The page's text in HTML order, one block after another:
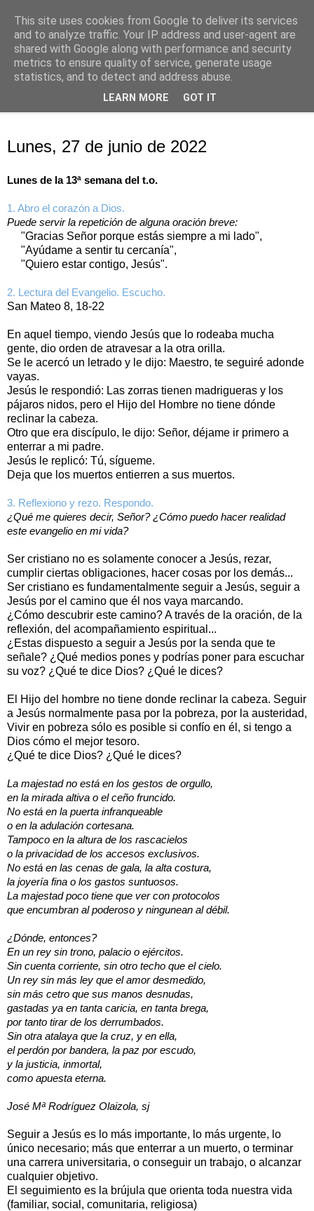
Oración personal
con el Evangelio de cada día
Lunes, 27 de junio de 2022
Lunes de la 13ª semana del t.o.
1. Abro el corazón a Dios.
Puede servir la repetición de alguna oración breve:
"Gracias Señor porque estás siempre a mi lado",
"Ayúdame a sentir tu cercanía",
"Quiero estar contigo, Jesús".
2. Lectura del Evangelio. Escucho.
San Mateo 8, 18-22
En aquel tiempo, viendo Jesús que lo rodeaba mucha
gente, dio orden de atravesar a la otra orilla.
Se le acercó un letrado y le dijo: Maestro, te seguiré adonde
vayas.
Jesús le respondió: Las zorras tienen madrigueras y los
pájaros nidos, pero el Hijo del Hombre no tiene dónde
reclinar la cabeza.
Otro que era discípulo, le dijo: Señor, déjame ir primero a
enterrar a mi padre.
Jesús le replicó: Tú, sígueme.
Deja que los muertos entierren a sus muertos.
3. Reflexiono y rezo. Respondo.
¿Qué me quieres decir, Señor? ¿Cómo puedo hacer realidad
este evangelio en mi vida?
Ser cristiano no es solamente conocer a Jesús, rezar,
cumplir ciertas obligaciones, hacer cosas por los demás...
Ser cristiano es fundamentalmente seguir a Jesús, seguir a
Jesús por el camino que él nos vaya marcando.
¿Cómo descubrir este camino? A través de la oración, de la
reflexión, del acompañamiento espiritual...
¿Estas dispuesto a seguir a Jesús por la senda que te
señale? ¿Qué medios pones y podrías poner para escuchar
su voz? ¿Qué te dice Dios? ¿Qué le dices?
El Hijo del hombre no tiene donde reclinar la cabeza. Seguir
a Jesús normalmente pasa por la pobreza, por la austeridad,
Vivir en pobreza sólo es posible si confío en él, si tengo a
Dios cómo el mejor tesoro.
¿Qué te dice Dios? ¿Qué le dices?
La majestad no está en los gestos de orgullo,
en la mirada altiva o el ceño fruncido.
No está en la puerta infranqueable
o en la adulación cortesana.
Tampoco en la altura de los rascacielos
o la privacidad de los accesos exclusivos.
No está en las cenas de gala, la alta costura,
la joyería fina o los gastos suntuosos.
La majestad poco tiene que ver con protocolos
que encumbran al poderoso y ningunean al débil.
¿Dónde, entonces?
En un rey sin trono, palacio o ejércitos.
Sin cuenta corriente, sin otro techo que el cielo.
Un rey sin más ley que el amor desmedido,
sin más cetro que sus manos desnudas,
gastadas ya en tanta caricia, en tanta brega,
por tanto tirar de los derrumbados.
Sin otra atalaya que la cruz, y en ella,
el perdón por bandera, la paz por escudo,
y la justicia, inmortal,
como apuesta eterna.
José Mª Rodríguez Olaizola, sj
Seguir a Jesús es lo más importante, lo más urgente, lo
único necesario; más que enterrar a un muerto, o terminar
una carrera universitaria, o conseguir un trabajo, o alcanzar
cualquier objetivo.
El seguimiento es la brújula que orienta toda nuestra vida
(familiar, social, comunitaria, religiosa)
This site uses cookies from Google to deliver its services
and to analyze traffic. Your IP address and user-agent are
shared with Google along with performance and security
metrics to ensure quality of service, generate usage
statistics, and to detect and address abuse.
LEARN MORE GOT IT